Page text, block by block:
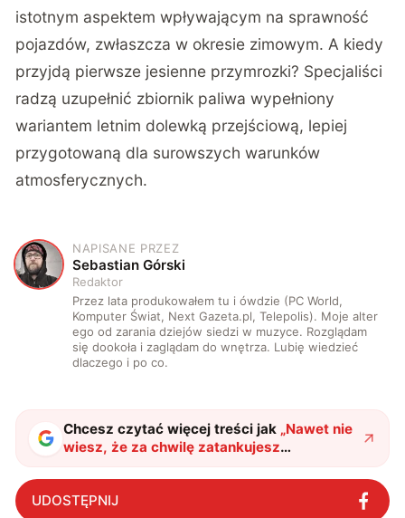
istotnym aspektem wpływającym na sprawność
pojazdów, zwłaszcza w okresie zimowym. A kiedy
przyjdą pierwsze jesienne przymrozki? Specjaliści
radzą uzupełnić zbiornik paliwa wypełniony
wariantem letnim dolewką przejściową, lepiej
przygotowaną dla surowszych warunków
atmosferycznych.
S
NAPISANE PRZEZ
Sebastian Górski
Redaktor
Przez lata produkowałem tu i ówdzie (PC World,
Komputer Świat, Next Gazeta.pl, Telepolis). Moje alter
ego od zarania dziejów siedzi w muzyce. Rozglądam
się dookoła i zaglądam do wnętrza. Lubię wiedzieć
dlaczego i po co.
Chcesz czytać więcej treści jak „Nawet nie
wiesz, że za chwilę zatankujesz
przejściowe paliwo. Nie panikuj, to
normalne"?
UDOSTĘPNIJ